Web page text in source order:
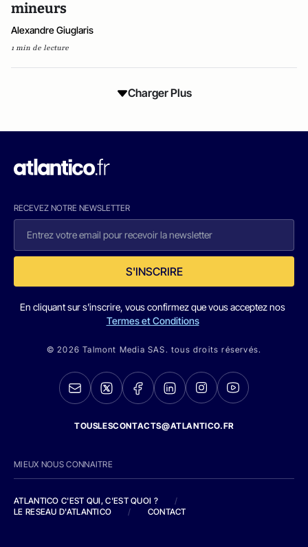
mineurs
Alexandre Giuglaris
1 min de lecture
Charger Plus
RECEVEZ NOTRE NEWSLETTER
S'INSCRIRE
En cliquant sur s'inscrire, vous confirmez que vous acceptez nos
Termes et Conditions
© 2026 Talmont Media SAS. tous droits réservés.
TOUSLESCONTACTS@ATLANTICO.FR
MIEUX NOUS CONNAITRE
ATLANTICO C'EST QUI, C'EST QUOI ?
/
LE RESEAU D'ATLANTICO
/ CONTACT